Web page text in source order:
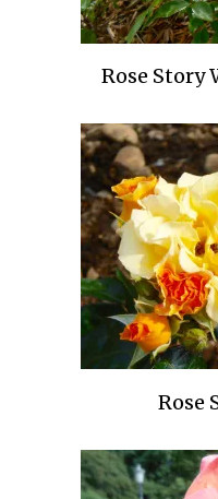
Rose Story
Rose